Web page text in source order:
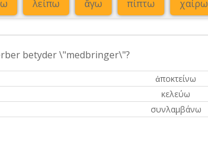
λείπω ἄγω πίπτω χαίρω
betyder \"medbringer\"?
ἀποκτείνω
κελεύω
συνλαμβάνω